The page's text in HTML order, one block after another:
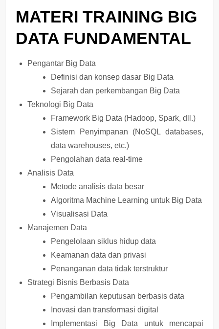
MATERI TRAINING BIG
DATA FUNDAMENTAL
Pengantar Big Data
Definisi dan konsep dasar Big Data
Sejarah dan perkembangan Big Data
Teknologi Big Data
Framework Big Data (Hadoop, Spark, dll.)
Sistem Penyimpanan (NoSQL databases,
data warehouses, etc.)
Pengolahan data real-time
Analisis Data
Metode analisis data besar
Algoritma Machine Learning untuk Big Data
Visualisasi Data
Manajemen Data
Pengelolaan siklus hidup data
Keamanan data dan privasi
Penanganan data tidak terstruktur
Strategi Bisnis Berbasis Data
Pengambilan keputusan berbasis data
Inovasi dan transformasi digital
Implementasi Big Data untuk mencapai